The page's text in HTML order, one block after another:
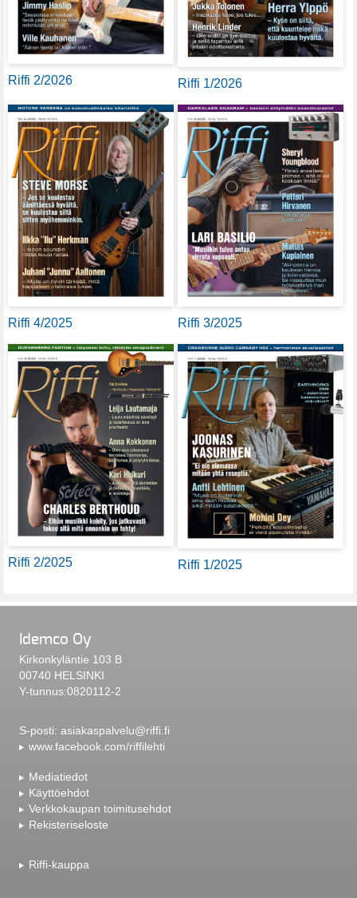
Riffi 2/2026 Riffi 1/2026
Riffi 4/2025 Riffi 3/2025
Riffi 2/2025 Riffi 1/2025
Idemco Oy
Kirkonkyläntie 103 B
00740 HELSINKI
Y-tunnus:0820112-2
S-posti: asiakaspalvelu@riffi.fi
www.facebook.com/riffilehti
Mediatiedot
Käyttöehdot
Verkkokaupan toimitusehdot
Rekisteriseloste
Riffi-kauppa